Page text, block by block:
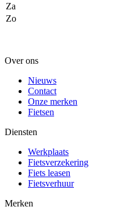
Za
Zo
Over ons
Nieuws
Contact
Onze merken
Fietsen
Diensten
Werkplaats
Fietsverzekering
Fiets leasen
Fietsverhuur
Merken